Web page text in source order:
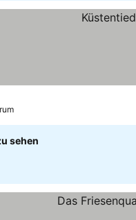
sehen